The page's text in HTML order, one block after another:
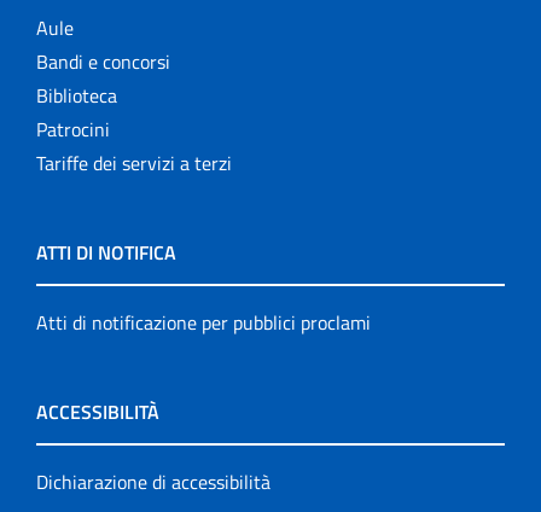
Aule
Bandi e concorsi
Biblioteca
Patrocini
Tariffe dei servizi a terzi
ATTI DI NOTIFICA
Atti di notificazione per pubblici proclami
ACCESSIBILITÀ
Dichiarazione di accessibilità